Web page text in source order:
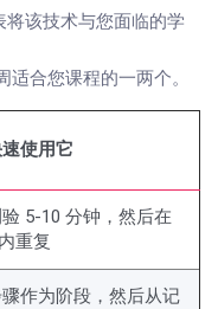
该技术与您面临的学
合您课程的一两个。
使用它
5-10 分钟，然后在
重复
作为阶段，然后从记